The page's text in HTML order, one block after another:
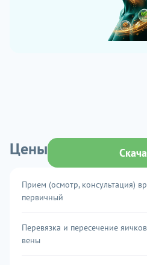
Цены
Прием (осмотр, консультация)
первичный
Перевязка и пересечение
вены